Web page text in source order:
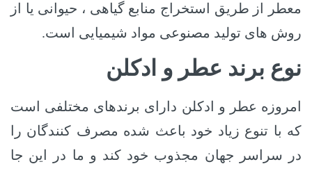
معطر از طریق استخراج منابع گیاهی ، حیوانی یا از
روش های تولید مصنوعی مواد شیمیایی است.
نوع برند عطر و ادکلن
امروزه عطر و ادکلن دارای برندهای مختلفی است
که با تنوع زیاد خود باعث شده مصرف کنندگان را
در سراسر جهان مجذوب خود کند و ما در این جا